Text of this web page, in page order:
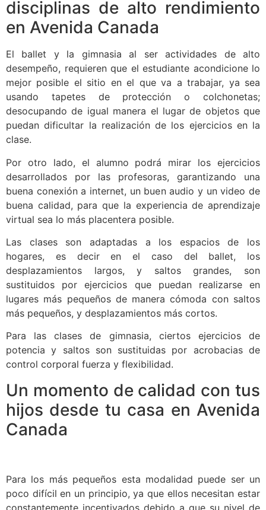
disciplinas de alto rendimiento
en Avenida Canada
El ballet y la gimnasia al ser actividades de alto
desempeño, requieren que el estudiante acondicione lo
mejor posible el sitio en el que va a trabajar, ya sea
usando tapetes de protección o colchonetas;
desocupando de igual manera el lugar de objetos que
puedan dificultar la realización de los ejercicios en la
clase.
Por otro lado, el alumno podrá mirar los ejercicios
desarrollados por las profesoras, garantizando una
buena conexión a internet, un buen audio y un video de
buena calidad, para que la experiencia de aprendizaje
virtual sea lo más placentera posible.
Las clases son adaptadas a los espacios de los
hogares, es decir en el caso del ballet, los
desplazamientos largos, y saltos grandes, son
sustituidos por ejercicios que puedan realizarse en
lugares más pequeños de manera cómoda con saltos
más pequeños, y desplazamientos más cortos.
Para las clases de gimnasia, ciertos ejercicios de
potencia y saltos son sustituidas por acrobacias de
control corporal fuerza y flexibilidad.
Un momento de calidad con tus
hijos desde tu casa en Avenida
Canada
Para los más pequeños esta modalidad puede ser un
poco difícil en un principio, ya que ellos necesitan estar
constantemente incentivados debido a que su nivel de